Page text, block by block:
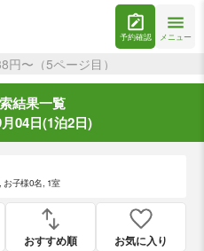
予約確認 メニュー
〜（5ページ目）
結果一覧
04日(1泊2日)
, お子様0名, 1室
おすすめ順 お気に入り